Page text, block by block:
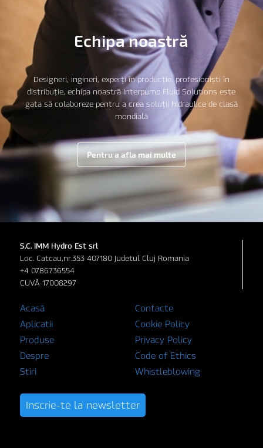
Echipa noastră
Designeri, ingineri, experți în producție, profesioniști în
distribuție, echipa noastră Interpump Fluid Solutions este
gata să colaboreze pentru a crea soluții hidraulice de clasă
mondială
Pentru a afla mai multe
S.C. IMM Hydro Est srl
Loc. Catcau,nr.353 407180 Judetul Cluj Romania
+4 0786736554
CUVĂ 17008297
Acasă
Aplicatii
Produse
Despre
Stiri
Contacte
Cookie Policy
Privacy Policy
Code of Ethics
Whistleblowing
Inscrie-te la newsletter